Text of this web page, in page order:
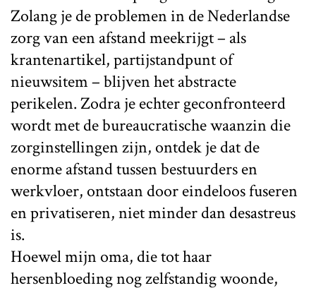
Zolang je de problemen in de Nederlandse
zorg van een afstand meekrijgt – als
krantenartikel, partijstandpunt of
nieuwsitem – blijven het abstracte
perikelen. Zodra je echter geconfronteerd
wordt met de bureaucratische waanzin die
zorginstellingen zijn, ontdek je dat de
enorme afstand tussen bestuurders en
werkvloer, ontstaan door eindeloos fuseren
en privatiseren, niet minder dan desastreus
is.
Hoewel mijn oma, die tot haar
hersenbloeding nog zelfstandig woonde,